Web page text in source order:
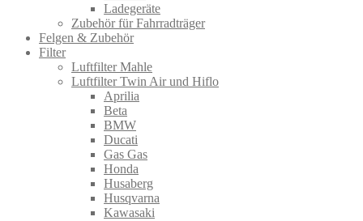
Ladegeräte
Zubehör für Fahrradträger
Felgen & Zubehör
Filter
Luftfilter Mahle
Luftfilter Twin Air und Hiflo
Aprilia
Beta
BMW
Ducati
Gas Gas
Honda
Husaberg
Husqvarna
Kawasaki